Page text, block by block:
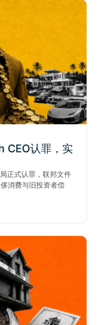
CEO认罪，实
正式认罪，联邦文件
消费与旧投资者偿